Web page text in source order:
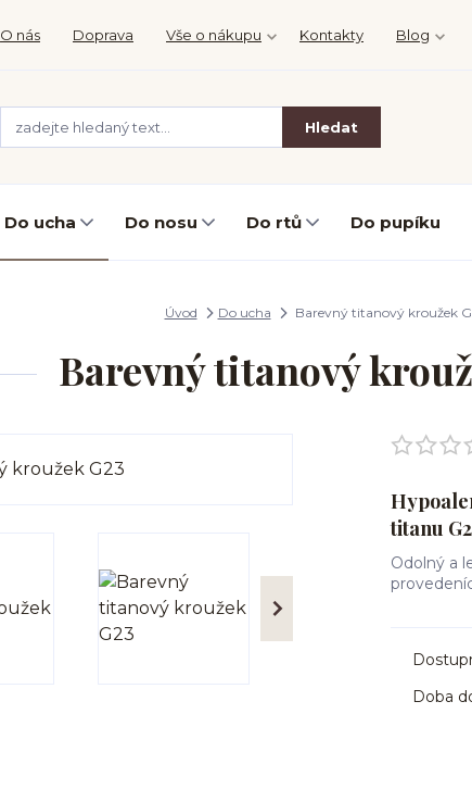
O nás Doprava Vše o nákupu Kontakty Blog
Hledat
Do ucha Do nosu Do rtů Do pupíku
Úvod Do ucha Barevný titanový kroužek
Barevný titanový
titanu
Odolný a
Doba